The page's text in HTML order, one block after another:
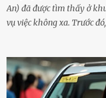
An) đã được tìm thấy ở
vụ việc không xa. Trước
– rồi để lại xe máy trên
sông. Người thân và
con mất tích trên sông